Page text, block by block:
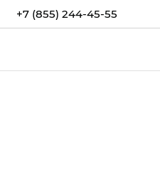
+7 (855) 244-45-55